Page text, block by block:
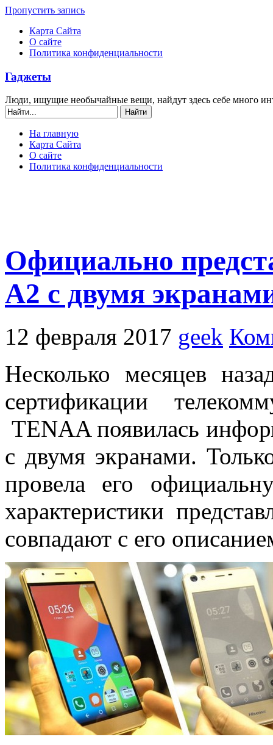
Пропустить запись
Карта Сайта
О сайте
Политика конфиденциальности
Гаджеты
Люди, ищущие необычайные вещи, найдут здесь себе много
На главную
Карта Сайта
О сайте
Политика конфиденциальности
Официально
A2 с двумя
12 февраля 2017 geek
Несколько месяцев
сертификации
TENAA появилась
с двумя экранами.
провела его
характеристики
совпадают с его